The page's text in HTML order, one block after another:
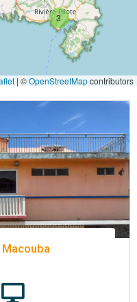
3
| ©OpenStreetMapcontributors